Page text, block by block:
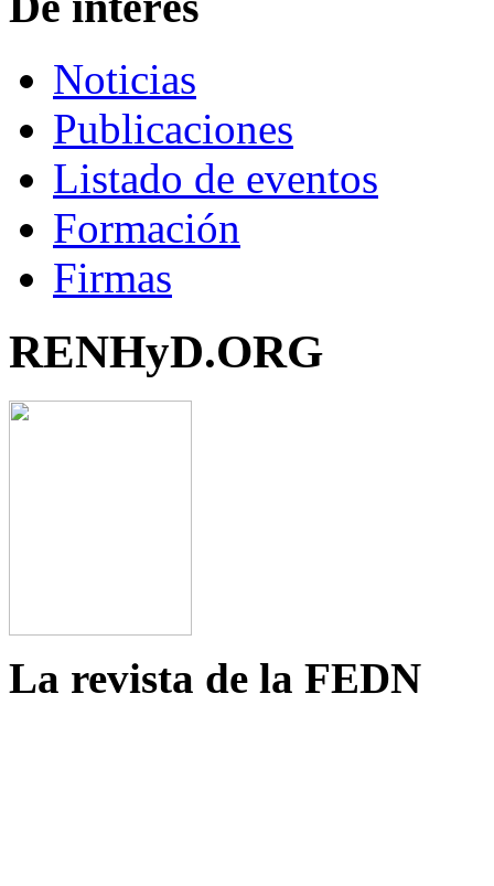
Noticias
Publicaciones
Listado de eventos
Formación
Firmas
RENHyD.ORG
La revista de la FEDN